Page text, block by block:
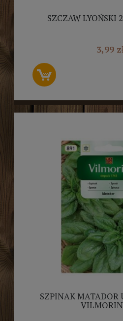
SZCZAW LYOŃSKI
3,99
SZPINAK MATADOR